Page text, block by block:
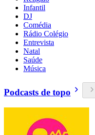
Infantil
DJ
Comédia
Rádio Colégio
Entrevista
Natal
Saúde
Música
Podcasts de topo